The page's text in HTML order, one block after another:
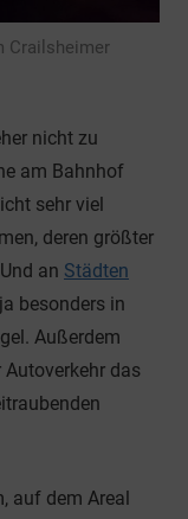
Crailsheimer
nicht zu
am Bahnhof
sehr viel
deren größter
an Städten
besonders in
Außerdem
das
auf dem Areal